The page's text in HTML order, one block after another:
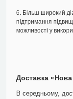
6. Більш широкий
підтримання
можливості у
Доставка
В середньому,